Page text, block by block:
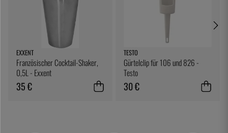
EXXENT
Französischer Cocktail-Shaker,
0,5L - Exxent
35 €
TESTO
Gürtelclip für 106 und 826 -
Testo
30 €